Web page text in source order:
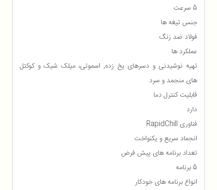
5 سرعت
جنس تیغه ها
فولاد ضد زنگ
عملکرد ها
تهیه نوشیدنی‌ و دسرهای یخ‌ زده, اسموتی، میلک شیک و کوکتل
های منجمد و سرد
قابلیت کنترل دما
دارد
فناوری RapidChill
انجماد سریع و یکنواخت
تعداد برنامه های پیش فرض
5 برنامه
انواع برنامه های خودکار